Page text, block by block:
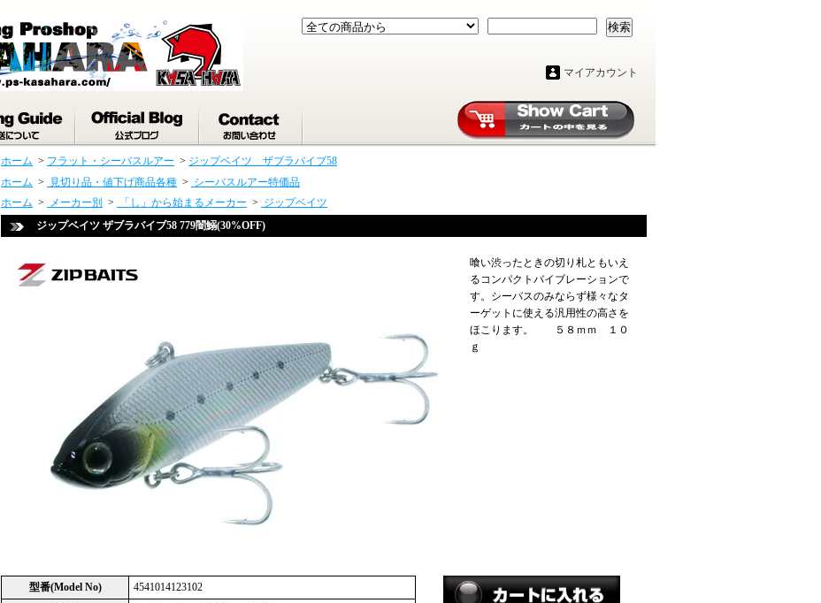
検索
マイアカウント
ホーム > フラット・シーバスルアー > ジップベイツ ザブラバイブ58
ホーム > 見切り品・値下げ商品各種 > シーバスルアー特価品
ホーム > メーカー別 > 「し」から始まるメーカー > ジップベイツ
ジップベイツ ザブラバイブ58 779闇鰯(30%OFF)
喰い渋ったときの切り札ともいえ
るコンパクトバイブレーションで
す。シーバスのみならず様々なタ
ーゲットに使える汎用性の高さを
ほこります。 ５８ｍｍ １０
ｇ
型番(Model No)
4541014123102